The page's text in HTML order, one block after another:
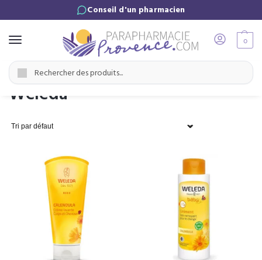
Conseil d'un pharmacien
0
/ Marques / Weleda
Weleda